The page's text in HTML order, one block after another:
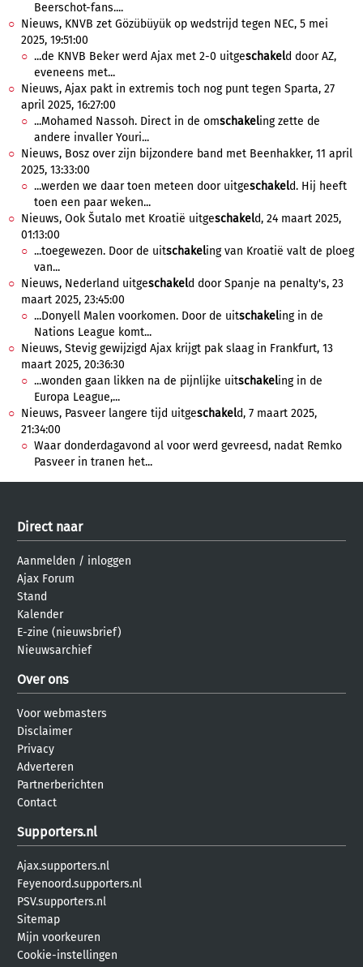
Beerschot-fans....
Nieuws, KNVB zet Gözübüyük op wedstrijd tegen NEC, 5 mei
2025, 19:51:00
...de KNVB Beker werd Ajax met 2-0 uitgeschakeld door AZ,
eveneens met...
Nieuws, Ajax pakt in extremis toch nog punt tegen Sparta, 27
april 2025, 16:27:00
...Mohamed Nassoh. Direct in de omschakeling zette de
andere invaller Youri...
Nieuws, Bosz over zijn bijzondere band met Beenhakker, 11 april
2025, 13:33:00
...werden we daar toen meteen door uitgeschakeld. Hij heeft
toen een paar weken...
Nieuws, Ook Šutalo met Kroatië uitgeschakeld, 24 maart 2025,
01:13:00
...toegewezen. Door de uitschakeling van Kroatië valt de ploeg
van...
Nieuws, Nederland uitgeschakeld door Spanje na penalty's, 23
maart 2025, 23:45:00
...Donyell Malen voorkomen. Door de uitschakeling in de
Nations League komt...
Nieuws, Stevig gewijzigd Ajax krijgt pak slaag in Frankfurt, 13
maart 2025, 20:36:30
...wonden gaan likken na de pijnlijke uitschakeling in de
Europa League,...
Nieuws, Pasveer langere tijd uitgeschakeld, 7 maart 2025,
21:34:00
Waar donderdagavond al voor werd gevreesd, nadat Remko
Pasveer in tranen het...
Direct naar
Aanmelden / inloggen
Ajax Forum
Stand
Kalender
E-zine (nieuwsbrief)
Nieuwsarchief
Over ons
Voor webmasters
Disclaimer
Privacy
Adverteren
Partnerberichten
Contact
Supporters.nl
Ajax.supporters.nl
Feyenoord.supporters.nl
PSV.supporters.nl
Sitemap
Mijn voorkeuren
Cookie-instellingen